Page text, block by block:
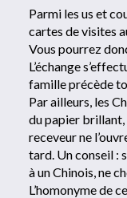
Parmi les us et
cartes de visites
Vous pourrez
L’échange
famille précède
Par ailleurs, les
du papier brillant,
receveur ne
tard. Un conseil :
à un Chinois, ne
L’homonyme de